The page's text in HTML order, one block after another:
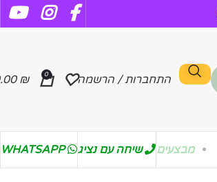
התחברות / הרשמה 0
₪
מבצעים שיחה עם נציג WHATSAPP